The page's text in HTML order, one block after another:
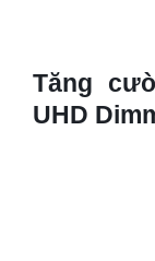
Tăng
UHD